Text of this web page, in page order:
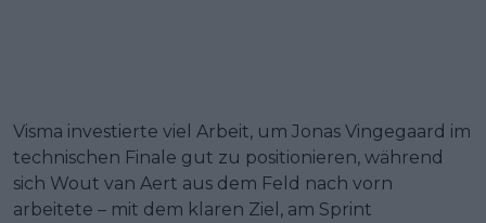
Visma investierte viel Arbeit, um Jonas Vingegaard im
technischen Finale gut zu positionieren, während
sich Wout van Aert aus dem Feld nach vorn
arbeitete – mit dem klaren Ziel, am Sprint